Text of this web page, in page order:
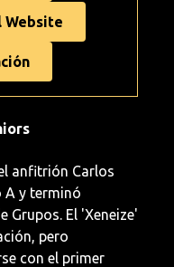
Website
anfitrión Carlos
A y terminó
Grupos. El 'Xeneize'
pero
con el primer